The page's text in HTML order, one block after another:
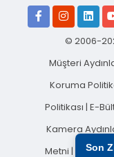
© 2006-
Müşteri
Koruma
Politikası | E-
Kamera
Metni | Sosyal
Son